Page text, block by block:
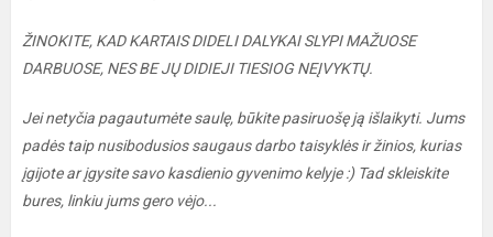
ŽINOKITE, KAD KARTAIS DIDELI DALYKAI SLYPI MAŽUOSE
DARBUOSE, NES BE JŲ DIDIEJI TIESIOG NEĮVYKTŲ.
Jei netyčia pagautumėte saulę, būkite pasiruošę ją išlaikyti. Jums
padės taip nusibodusios saugaus darbo taisyklės ir žinios, kurias
įgijote ar įgysite savo kasdienio gyvenimo kelyje :) Tad skleiskite
bures, linkiu jums gero vėjo...